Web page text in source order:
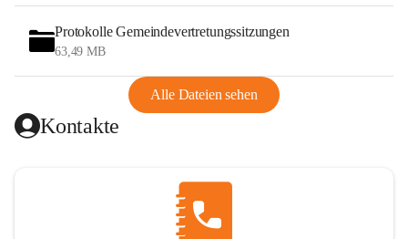
Protokolle Gemeindevertretungssitzungen
63,49 MB
Alle Dateien sehen
Kontakte